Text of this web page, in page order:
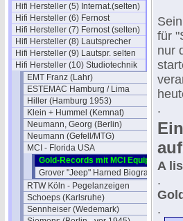
Hifi Hersteller (5) Internat.(selten)
Hifi Hersteller (6) Fernost
Hifi Hersteller (7) Fernost (selten)
Hifi Hersteller (8) Lautsprecher
Hifi Hersteller (9) Lautspr. selten
Hifi Hersteller (10) Studiotechnik
EMT Franz (Lahr)
ESTEMAC Hamburg / Lima
Hiller (Hamburg 1953)
Klein + Hummel (Kemnat)
Neumann, Georg (Berlin)
Neumann (Gefell/MTG)
MCI - Florida USA
Gold-Records mit MCI Equipment
Grover "Jeep" Harned Biografie
RTW Köln - Pegelanzeigen
Schoeps (Karlsruhe)
Sennheiser (Wedemark)
für
nur
.
A
.
.